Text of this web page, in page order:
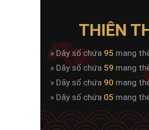
THIÊN
» Dãy số chứa 95 mang
» Dãy số chứa 59 mang
» Dãy số chứa 90 mang
» Dãy số chứa 05 mang